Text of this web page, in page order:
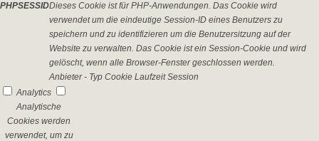
PHPSESSIDDieses Cookie ist für PHP-Anwendungen. Das Cookie wird
verwendet um die eindeutige Session-ID eines Benutzers zu
speichern und zu identifizieren um die Benutzersitzung auf der
Website zu verwalten. Das Cookie ist ein Session-Cookie und wird
gelöscht, wenn alle Browser-Fenster geschlossen werden.
Anbieter - Typ Cookie Laufzeit Session
Analytics
Analytische
Cookies werden
verwendet, um zu